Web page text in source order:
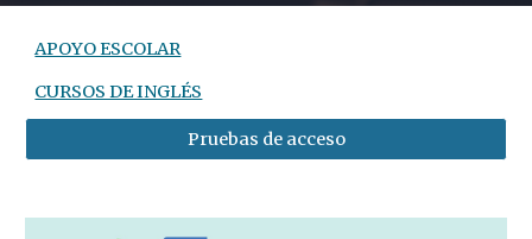
APOYO ESCOLAR
CURSOS DE INGLÉS
Pruebas de acceso